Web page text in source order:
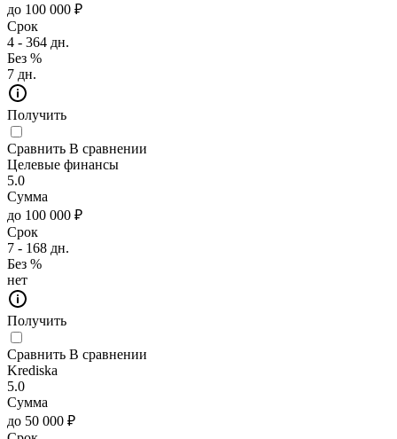
до 100 000 ₽
Срок
4 - 364 дн.
Без %
7 дн.
Получить
Сравнить В сравнении
Целевые финансы
5.0
Сумма
до 100 000 ₽
Срок
7 - 168 дн.
Без %
нет
Получить
Сравнить В сравнении
Krediska
5.0
Сумма
до 50 000 ₽